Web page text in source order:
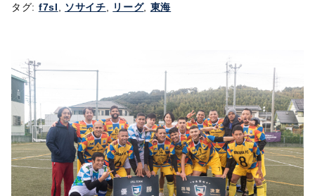
タグ: f7sl ソサイチ リーグ, 東海